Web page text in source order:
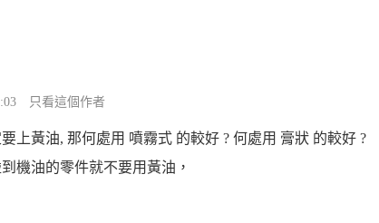
只看這個作者
上黃油, 那何處用 噴霧式 的較好 ? 何處用 膏狀 的較好 ?
機油的零件就不要用黃油，